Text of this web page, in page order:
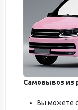
Самовывоз из
Вы можете